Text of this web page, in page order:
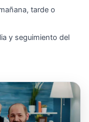
tarde o
y seguimiento del